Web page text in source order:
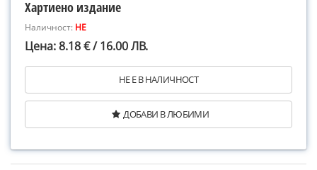
Хартиено издание
Наличност: НЕ
Цена: 8.18 € / 16.00 ЛВ.
НЕ Е В НАЛИЧНОСТ
ДОБАВИ В ЛЮБИМИ